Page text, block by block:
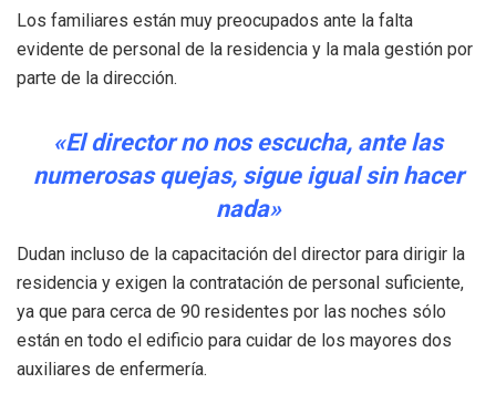
Los familiares están muy preocupados ante la falta
evidente de personal de la residencia y la mala gestión por
parte de la dirección.
«El director no nos escucha, ante las
numerosas quejas, sigue igual sin hacer
nada»
Dudan incluso de la capacitación del director para dirigir la
residencia y exigen la contratación de personal suficiente,
ya que para cerca de 90 residentes por las noches sólo
están en todo el edificio para cuidar de los mayores dos
auxiliares de enfermería.